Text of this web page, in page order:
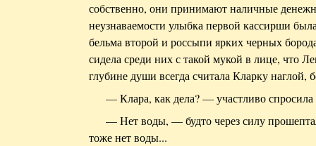
собственно, они принимают наличные
неузнаваемости улыбка первой кассирши
бельма второй и россыпи ярких черных
сидела среди них с такой мукой в лице, что
глубине души всегда считала Кларку наглой,
— Клара, как дела? — участливо спросила
— Нет воды, — будто через силу
тоже нет воды...